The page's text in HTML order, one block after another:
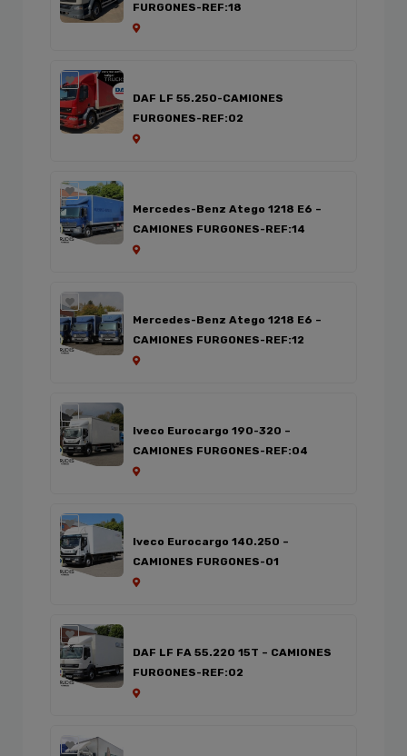
FURGONES-REF:18
DAF LF 55.250-CAMIONES
FURGONES-REF:02
Mercedes-Benz Atego 1218 E6 –
CAMIONES FURGONES-REF:14
Mercedes-Benz Atego 1218 E6 –
CAMIONES FURGONES-REF:12
Iveco Eurocargo 190-320 –
CAMIONES FURGONES-REF:04
Iveco Eurocargo 140.250 –
CAMIONES FURGONES-01
DAF LF FA 55.220 15T – CAMIONES
FURGONES-REF:02